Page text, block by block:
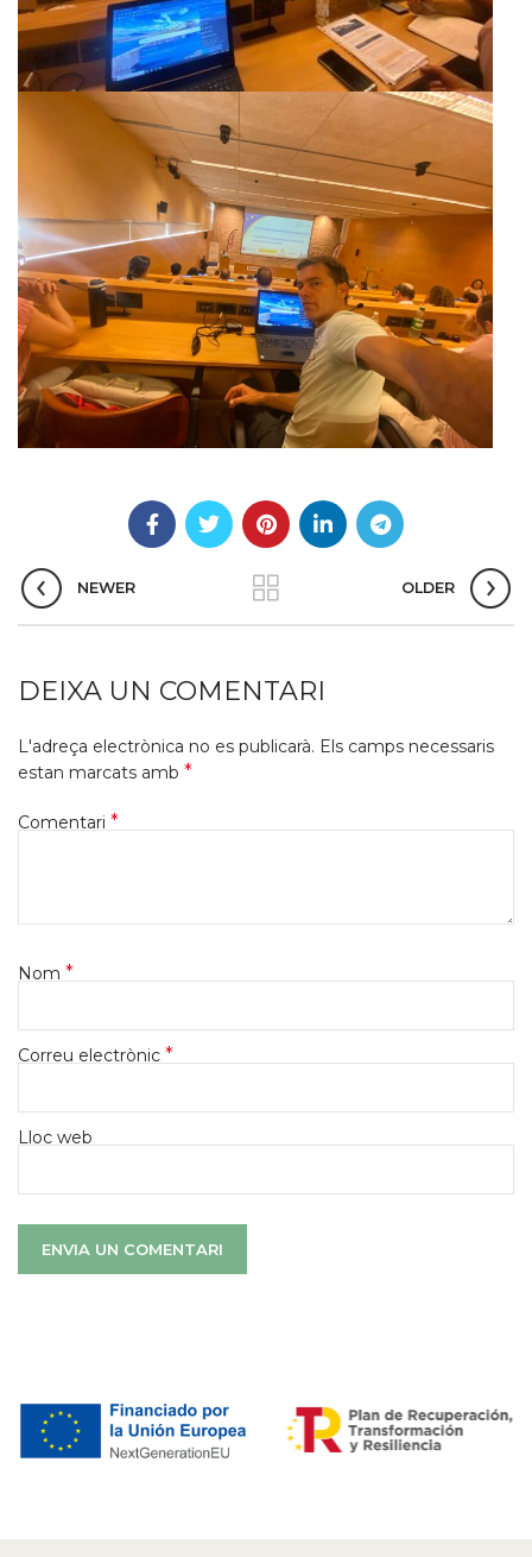
NEWER OLDER
DEIXA UN COMENTARI
L'adreça electrònica no es publicarà. Els camps necessaris
estan marcats amb *
Comentari *
Nom *
Correu electrònic *
Lloc web